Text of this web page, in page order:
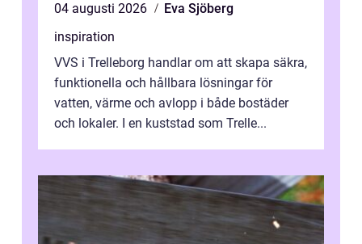
04 augusti 2026
Eva Sjöberg
inspiration
VVS i Trelleborg handlar om att skapa säkra,
funktionella och hållbara lösningar för
vatten, värme och avlopp i både bostäder
och lokaler. I en kuststad som Trelle...